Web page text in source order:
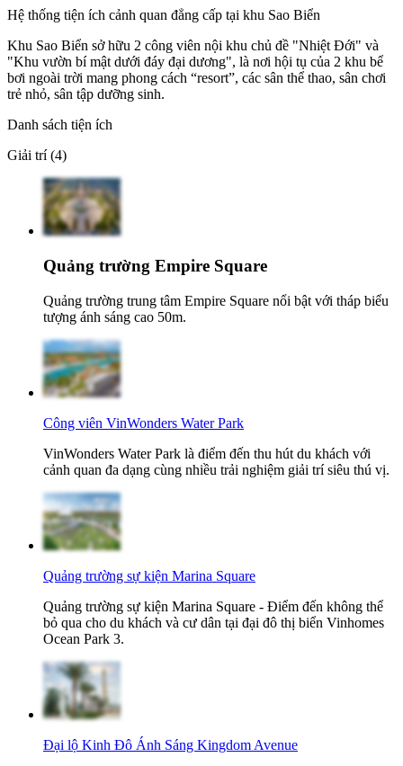
Hệ thống tiện ích cảnh quan đẳng cấp tại khu Sao Biển
Khu Sao Biển sở hữu 2 công viên nội khu chủ đề "Nhiệt Đới" và
"Khu vườn bí mật dưới đáy đại dương", là nơi hội tụ của 2 khu bể
bơi ngoài trời mang phong cách “resort”, các sân thể thao, sân chơi
trẻ nhỏ, sân tập dưỡng sinh.
Danh sách tiện ích
Giải trí (4)
Quảng trường Empire Square
Quảng trường trung tâm Empire Square nổi bật với tháp biểu
tượng ánh sáng cao 50m.
Công viên VinWonders Water Park
VinWonders Water Park là điểm đến thu hút du khách với
cảnh quan đa dạng cùng nhiều trải nghiệm giải trí siêu thú vị.
Quảng trường sự kiện Marina Square
Quảng trường sự kiện Marina Square - Điểm đến không thể
bỏ qua cho du khách và cư dân tại đại đô thị biển Vinhomes
Ocean Park 3.
Đại lộ Kinh Đô Ánh Sáng Kingdom Avenue